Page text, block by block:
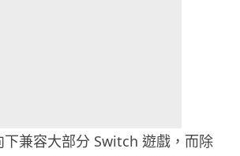
兼容大部分 Switch 遊戲，而除